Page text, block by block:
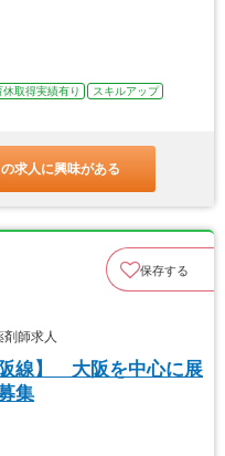
休取得実績有り
スキルアップ
求人に興味がある
保存する
師求人
阪線】 大阪を中心に展
集